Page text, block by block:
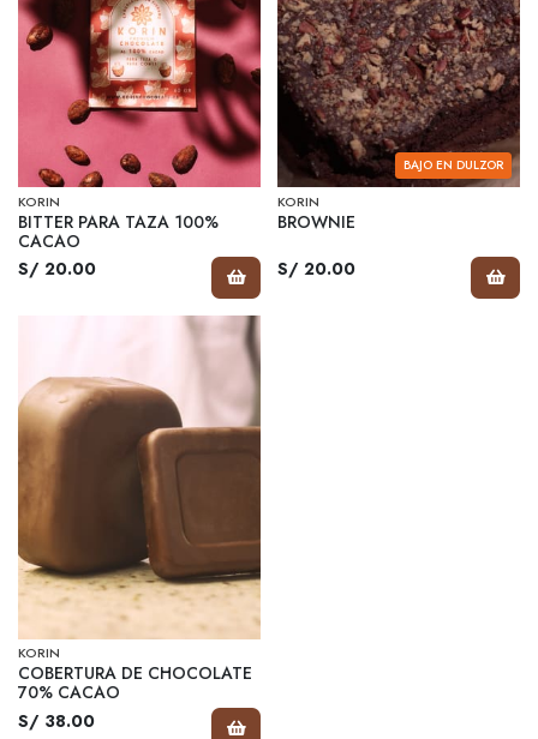
KORIN
BITTER PARA TAZA 100%
CACAO
S/ 20.00
BAJO EN DULZOR
KORIN
BROWNIE
S/ 20.00
KORIN
COBERTURA DE CHOCOLATE
70% CACAO
S/ 38.00